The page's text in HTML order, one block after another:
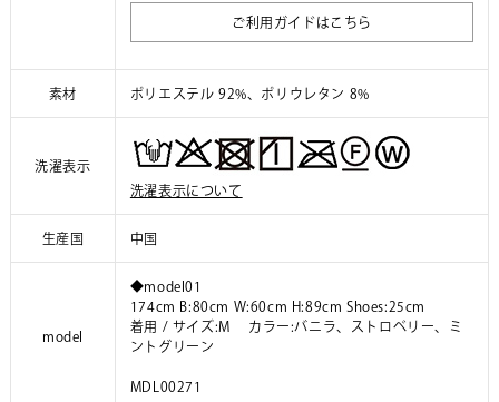
ご利用ガイドはこちら
素材 ポリエステル 92%、ポリウレタン 8%
洗濯表示
洗濯表示について
生産国 中国
model
◆model01
174cm B:80cm W:60cm H:89cm Shoes:25cm
着用 / サイズ:M カラー:バニラ、ストロベリー、ミ
ントグリーン
MDL00271